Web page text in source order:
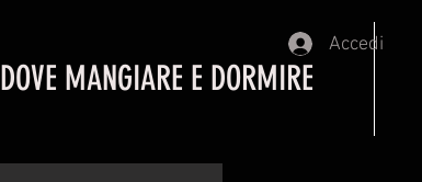
DOVE MANGIARE E DORMIRE
Accedi